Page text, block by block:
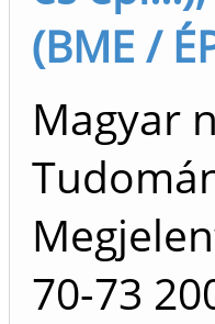
(BME /
Magyar
70-73